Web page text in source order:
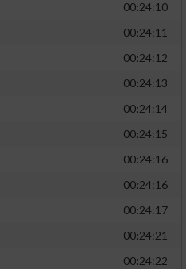
00:24:10
00:24:11
00:24:12
00:24:13
00:24:14
00:24:15
00:24:16
00:24:16
00:24:17
00:24:21
00:24:22